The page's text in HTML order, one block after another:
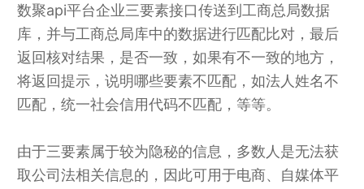
数聚api平台企业三要素接口传送到工商总局数据
库，并与工商总局库中的数据进行匹配比对，最后
返回核对结果，是否一致，如果有不一致的地方，
将返回提示，说明哪些要素不匹配，如法人姓名不
匹配，统一社会信用代码不匹配，等等。
由于三要素属于较为隐秘的信息，多数人是无法获
取公司法相关信息的，因此可用于电商、自媒体平